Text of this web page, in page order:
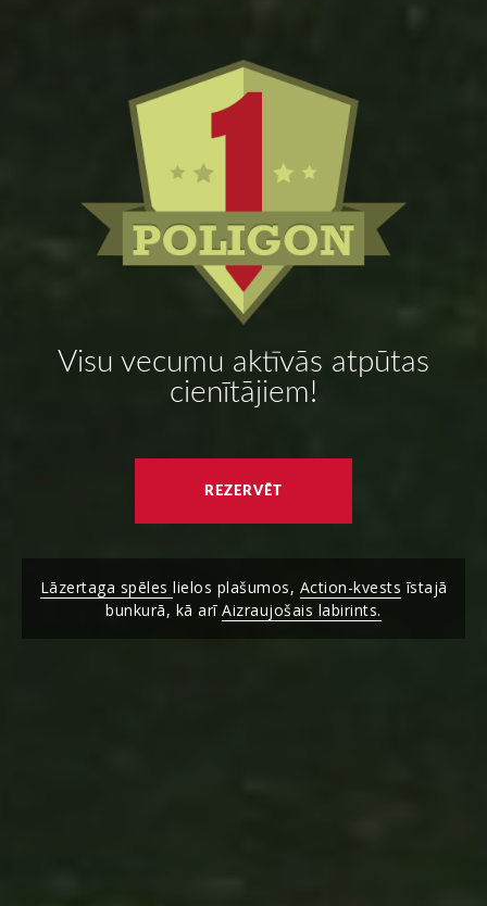
Visu vecumu aktīvās atpūtas
cienītājiem!
REZERVĒT
Lāzertaga spēles lielos plašumos, Action-kvests īstajā
bunkurā, kā arīAizraujošais labirints.